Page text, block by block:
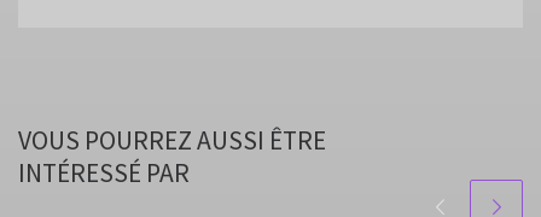
VOUS POURREZ AUSSI ÊTRE
INTÉRESSÉ PAR